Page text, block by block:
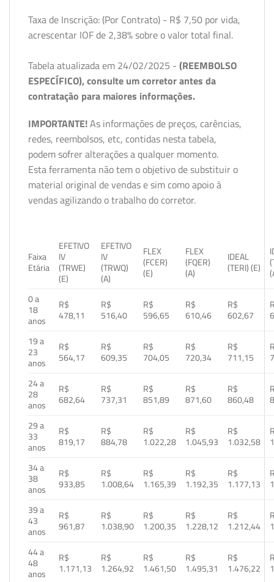
Taxa de Inscrição: (Por Contrato) - R$ 7,50 por vida,
acrescentar IOF de 2,38% sobre o valor total final.
Tabela atualizada em 24/02/2025 - (REEMBOLSO
ESPECÍFICO), consulte um corretor antes da
contratação para maiores informações.
IMPORTANTE!As informações de preços, carências,
redes, reembolsos, etc, contidas nesta tabela,
podem sofrer alterações a qualquer momento.
Esta ferramenta não tem o objetivo de substituir o
material original de vendas e sim como apoio à
vendas agilizando o trabalho do corretor.
Faixa
Etária
EFETIVO
IV
(TRWE)
(E)
EFETIVO
IV
(TRWQ)
(A)
FLEX
(FCER)
(E)
FLEX
(FQER)
(A)
IDEAL
(TERI) (E)
0 a
18
anos
R$
478,11
R$
516,40
R$
596,65
R$
610,46
R$
602,67
19 a
23
anos
R$
564,17
R$
609,35
R$
704,05
R$
720,34
R$
711,15
24 a
28
anos
R$
682,64
R$
737,31
R$
851,89
R$
871,60
R$
860,48
29 a
33
anos
R$
819,17
R$
884,78
R$
1.022,28
R$
1.045,93
R$
1.032,58
34 a
38
anos
R$
933,85
R$
1.008,64
R$
1.165,39
R$
1.192,35
R$
1.177,13
39 a
43
anos
R$
961,87
R$
1.038,90
R$
1.200,35
R$
1.228,12
R$
1.212,44
44 a
48
anos
R$
1.171,13
R$
1.264,92
R$
1.461,50
R$
1.495,31
R$
1.476,22